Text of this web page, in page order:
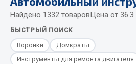
Цепи противоскольжения
ЦЕПИ РОССИЯ
ЦЕПИ BOHU (Китай)
Найдено 1332 товаровЦена от
БЫСТРЫЙ ПОИСК
Воронки
Домкраты
Инструменты для ремонта двигателя